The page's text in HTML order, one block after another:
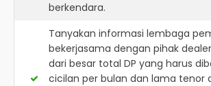
berkendara.
Tanyakan informasi lembaga
bekerjasama dengan pihak
dari besar total DP yang harus
cicilan per bulan dan lama tenor